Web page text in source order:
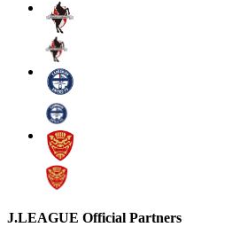
J.LEAGUE Official Partners